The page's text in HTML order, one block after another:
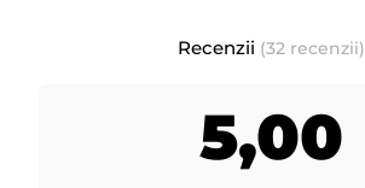
Recenzii (32 recenzii)
5,00